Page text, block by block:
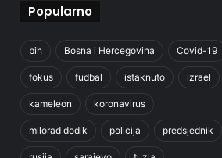
Popularno
bih Bosna i Hercegovina Covid-19
fokus fudbal istaknuto izrael
kameleon koronavirus
milorad dodik policija predsjednik